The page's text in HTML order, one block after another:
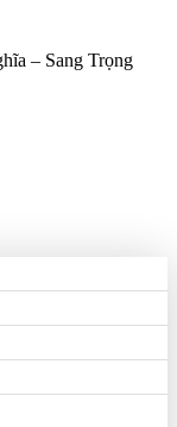
– Sang Trọng